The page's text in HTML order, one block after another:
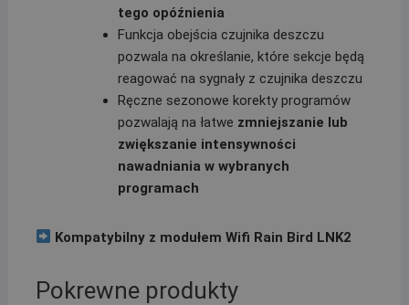
tego opóźnienia
Funkcja obejścia czujnika deszczu
pozwala na określanie, które sekcje będą
reagować na sygnały z czujnika deszczu
Ręczne sezonowe korekty programów
pozwalają na łatwe zmniejszanie lub
zwiększanie intensywności
nawadniania w wybranych
programach
Kompatybilny z modułem Wifi Rain Bird LNK2
Pokrewne produkty